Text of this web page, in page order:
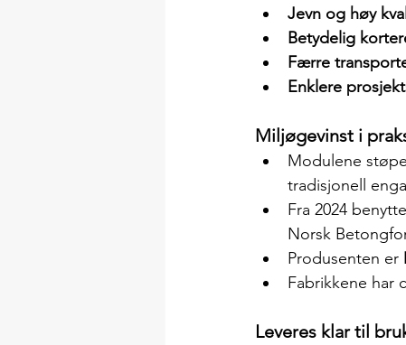
Jevn og høy
Betydelig
Færre
Enklere
Miljøgevinst i
Modulene
tradisjonell
Fra 2024
Norsk
Produsenten er
Fabrikkene har
Leveres klar til